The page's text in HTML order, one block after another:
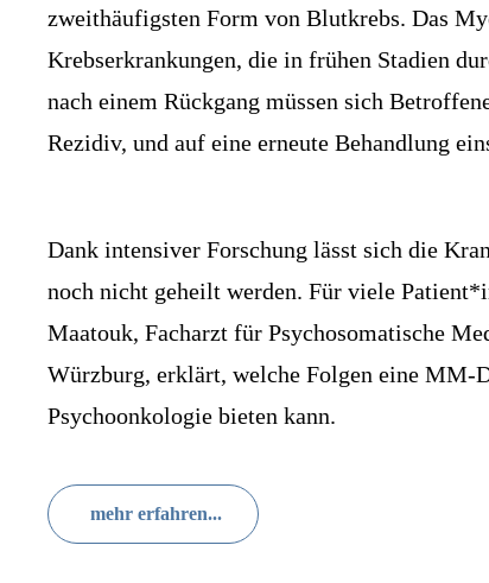
zweithäufigsten Form von Blutkrebs. Das
Krebserkrankungen, die in frühen Stadien
nach einem Rückgang müssen sich
Rezidiv, und auf eine erneute Behandlung
Dank intensiver Forschung lässt sich die
noch nicht geheilt werden. Für viele
Maatouk, Facharzt für Psychosomatische
Würzburg, erklärt, welche Folgen eine MM-
Psychoonkologie bieten kann.
mehr erfahren...